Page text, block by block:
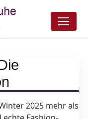
2025 mehr als